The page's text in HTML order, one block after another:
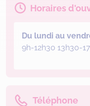
Horaires
Du lundi au
9h-12h30 13h30-
Téléphone